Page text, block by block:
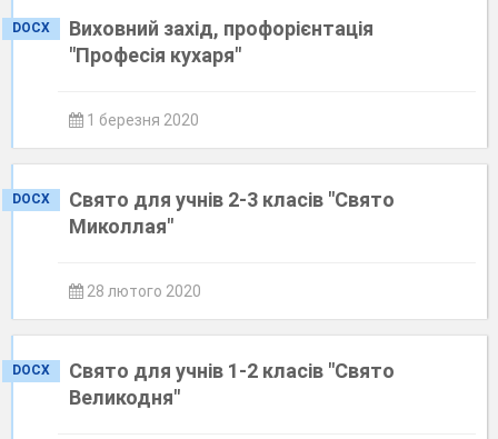
DOCX
Виховний захід, профорієнтація
"Професія кухаря"
1 березня 2020
DOCX
Свято для учнів 2-3 класів "Свято
Миколлая"
28 лютого 2020
DOCX
Свято для учнів 1-2 класів "Свято
Великодня"